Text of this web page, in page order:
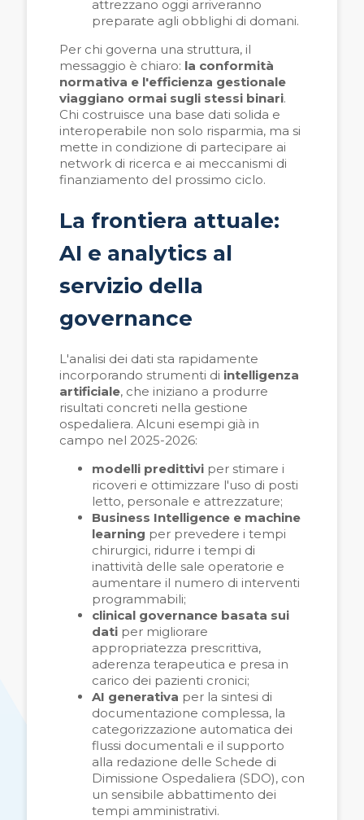
attrezzano oggi arriveranno
preparate agli obblighi di domani.
Per chi governa una struttura, il
messaggio è chiaro: la conformità
normativa e l'efficienza gestionale
viaggiano ormai sugli stessi binari.
Chi costruisce una base dati solida e
interoperabile non solo risparmia, ma si
mette in condizione di partecipare ai
network di ricerca e ai meccanismi di
finanziamento del prossimo ciclo.
La frontiera attuale:
AI e analytics al
servizio della
governance
L'analisi dei dati sta rapidamente
incorporando strumenti di intelligenza
artificiale, che iniziano a produrre
risultati concreti nella gestione
ospedaliera. Alcuni esempi già in
campo nel 2025-2026:
modelli predittivi per stimare i
ricoveri e ottimizzare l'uso di posti
letto, personale e attrezzature;
Business Intelligence e machine
learning per prevedere i tempi
chirurgici, ridurre i tempi di
inattività delle sale operatorie e
aumentare il numero di interventi
programmabili;
clinical governance basata sui
dati per migliorare
appropriatezza prescrittiva,
aderenza terapeutica e presa in
carico dei pazienti cronici;
AI generativa per la sintesi di
documentazione complessa, la
categorizzazione automatica dei
flussi documentali e il supporto
alla redazione delle Schede di
Dimissione Ospedaliera (SDO), con
un sensibile abbattimento dei
tempi amministrativi.